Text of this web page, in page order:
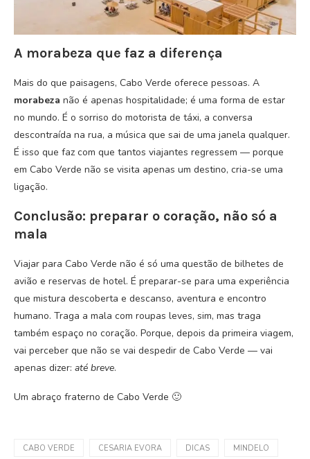
A morabeza que faz a diferença
Mais do que paisagens, Cabo Verde oferece pessoas. A
morabeza não é apenas hospitalidade; é uma forma de estar
no mundo. É o sorriso do motorista de táxi, a conversa
descontraída na rua, a música que sai de uma janela qualquer.
É isso que faz com que tantos viajantes regressem — porque
em Cabo Verde não se visita apenas um destino, cria-se uma
ligação.
Conclusão: preparar o coração, não só a
mala
Viajar para Cabo Verde não é só uma questão de bilhetes de
avião e reservas de hotel. É preparar-se para uma experiência
que mistura descoberta e descanso, aventura e encontro
humano. Traga a mala com roupas leves, sim, mas traga
também espaço no coração. Porque, depois da primeira viagem,
vai perceber que não se vai despedir de Cabo Verde — vai
apenas dizer: até breve.
Um abraço fraterno de Cabo Verde 🙂
CABO VERDE CESARIA EVORA DICAS MINDELO